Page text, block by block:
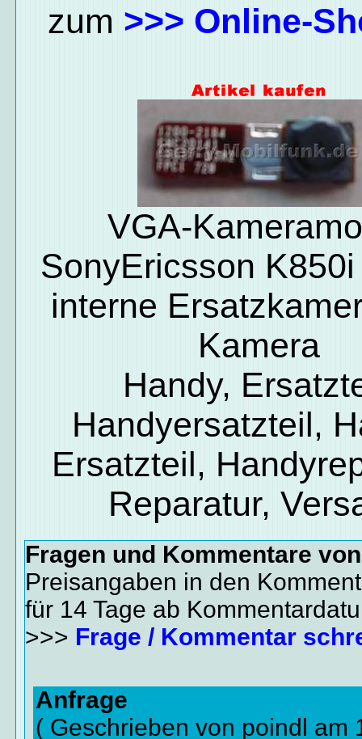
zum >>> Online-
VGA-
SonyEricsson
interne
Kamera
Handy,
Handyersatzteil,
Ersatzteil,
Reparatur,
Fragen und Kommentare
Preisangaben in den
für 14 Tage ab
>>> Frage / Kommentar
Anfrage
( Geschrieben von poindl am